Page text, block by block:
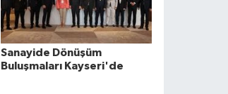
Sanayide Dönüşüm
Buluşmaları Kayseri'de